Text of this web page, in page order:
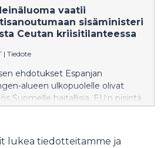
vaatii
sisäministeri
Ceutan kriisitilanteessa
| Tiedote
ehdotukset Espanjan
alueen ulkopuolelle olivat
Suomelle haitallisia. EU:n pisintä
oloissa.
lukea tiedotteitamme ja